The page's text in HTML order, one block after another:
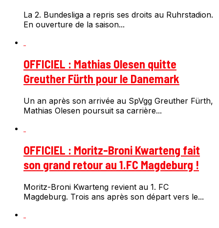
La 2. Bundesliga a repris ses droits au Ruhrstadion.
En ouverture de la saison...
OFFICIEL : Mathias Olesen quitte
Greuther Fürth pour le Danemark
Un an après son arrivée au SpVgg Greuther Fürth,
Mathias Olesen poursuit sa carrière...
OFFICIEL : Moritz-Broni Kwarteng fait
son grand retour au 1.FC Magdeburg !
Moritz-Broni Kwarteng revient au 1. FC
Magdeburg. Trois ans après son départ vers le...